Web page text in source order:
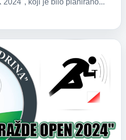
koji je bilo planirano...